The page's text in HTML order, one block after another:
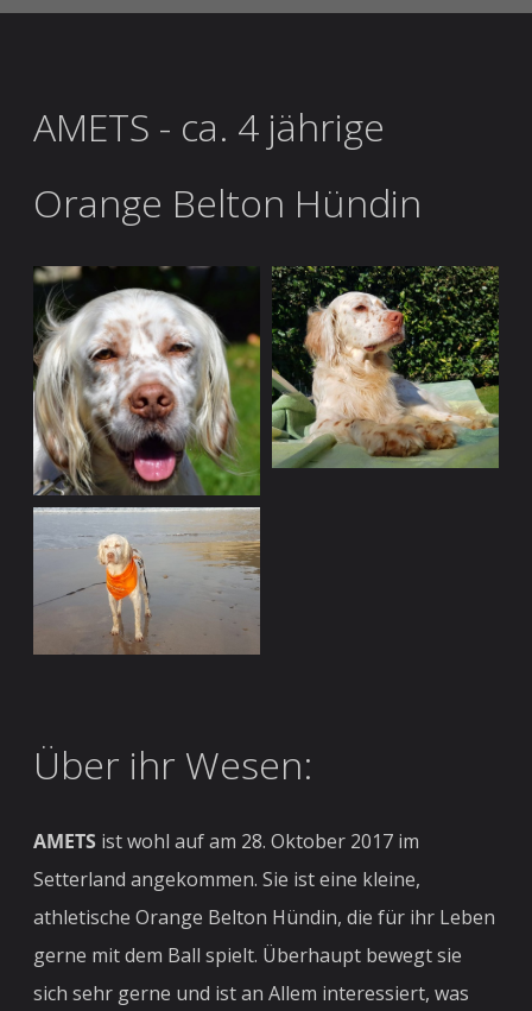
AMETS - ca. 4 jährige
Orange Belton Hündin
Über ihr Wesen:
AMETS ist wohl auf am 28. Oktober 2017 im
Setterland angekommen. Sie ist eine kleine,
athletische Orange Belton Hündin, die für ihr Leben
gerne mit dem Ball spielt. Überhaupt bewegt sie
sich sehr gerne und ist an Allem interessiert, was